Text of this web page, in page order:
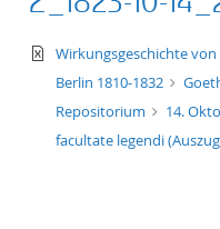
text/xml
Wirkungsgeschichte von
Berlin 1810-1832
Repositorium
14.
facultate legendi